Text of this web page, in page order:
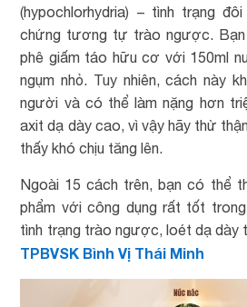
(hypochlorhydria) – tình trạng
chứng tương tự trào ngược.
phê giấm táo hữu cơ với 150ml
ngụm nhỏ. Tuy nhiên, cách này
người và có thể làm nặng hơn
axit dạ dày cao, vì vậy hãy thử
thấy khó chịu tăng lên.
Ngoài 15 cách trên, bạn có thể
phẩm với công dụng rất tốt
tình trạng trào ngược, loét dạ dày
TPBVSK Bình Vị Thái Minh